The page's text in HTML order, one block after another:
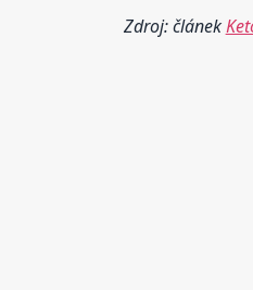
Zdroj: článek